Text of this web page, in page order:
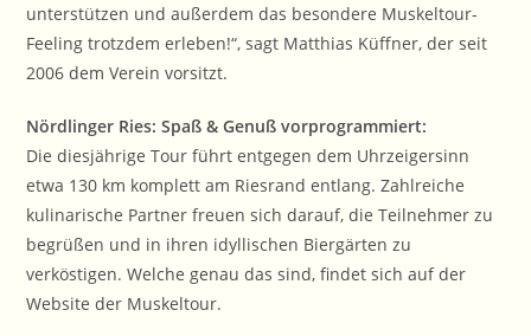
unterstützen und außerdem das besondere Muskeltour-
Feeling trotzdem erleben!“, sagt Matthias Küffner, der seit
2006 dem Verein vorsitzt.
Nördlinger Ries: Spaß & Genuß vorprogrammiert:
Die diesjährige Tour führt entgegen dem Uhrzeigersinn
etwa 130 km komplett am Riesrand entlang. Zahlreiche
kulinarische Partner freuen sich darauf, die Teilnehmer zu
begrüßen und in ihren idyllischen Biergärten zu
verköstigen. Welche genau das sind, findet sich auf der
Website der Muskeltour.